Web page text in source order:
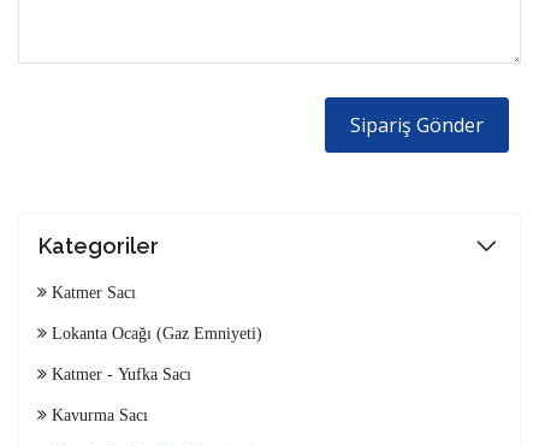
Sipariş Gönder
Kategoriler
Katmer Sacı
Lokanta Ocağı (Gaz Emniyeti)
Katmer - Yufka Sacı
Kavurma Sacı